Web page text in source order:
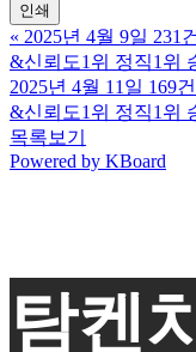
인쇄
« 2025년 4월 9일 231
&신뢰도1위 정직1위
2025년 4월 11일 169
&신뢰도1위 정직1위
목록보기
Powered by KBoard
탐켄